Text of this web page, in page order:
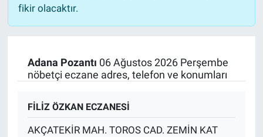
fikir olacaktır.
Adana Pozantı 06 Ağustos 2026 Perşembe
nöbetçi eczane adres, telefon ve konumları
FİLİZ ÖZKAN ECZANESİ
AKÇATEKİR MAH. TOROS CAD. ZEMİN KAT